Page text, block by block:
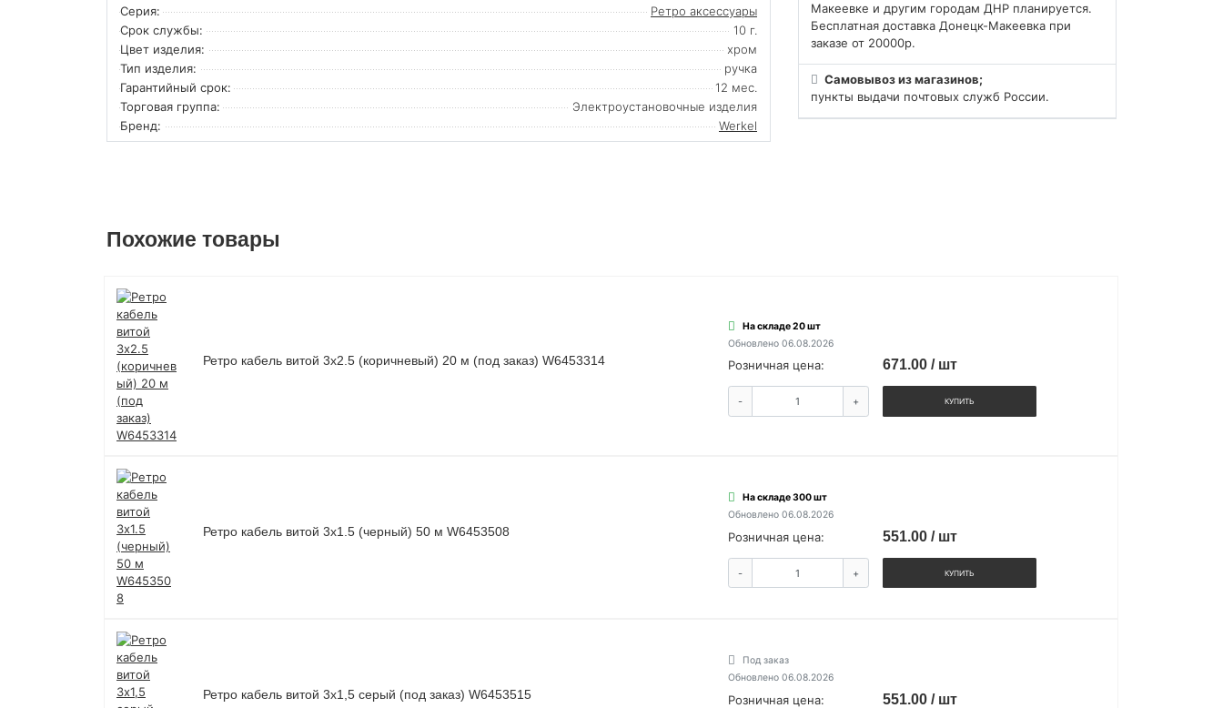
Макеевке и другим городам ДНР планируется.
Бесплатная доставка Донецк-Макеевка при
заказе от 20000р.
Самовывоз из магазинов;
пункты выдачи почтовых служб России.
Серия:
Ретро аксессуары
Срок службы:
10 г.
Цвет изделия:
хром
Тип изделия:
ручка
Гарантийный срок:
12 мес.
Торговая группа:
Электроустановочные изделия
Бренд:
Werkel
Похожие товары
Ретро кабель витой 3х2.5 (коричневый) 20 м (под заказ) W6453314
На складе 20 шт
Обновлено 06.08.2026
Розничная цена: 671.00 / шт
- + КУПИТЬ
Ретро кабель витой 3х1.5 (черный) 50 м W6453508
На складе 300 шт
Обновлено 06.08.2026
Розничная цена: 551.00 / шт
- + КУПИТЬ
Ретро кабель витой 3х1,5 серый (под заказ) W6453515
Под заказ
Обновлено 06.08.2026
Розничная цена: 551.00 / шт